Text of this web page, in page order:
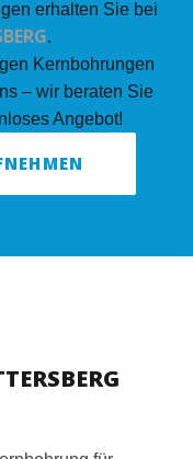
erhalten Sie bei
.
Kernbohrungen
– wir beraten Sie
Angebot!